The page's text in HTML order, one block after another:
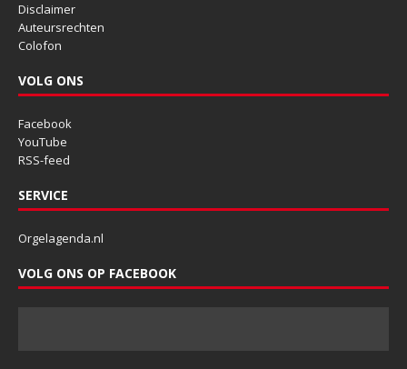
Disclaimer
Auteursrechten
Colofon
VOLG ONS
Facebook
YouTube
RSS-feed
SERVICE
Orgelagenda.nl
VOLG ONS OP FACEBOOK